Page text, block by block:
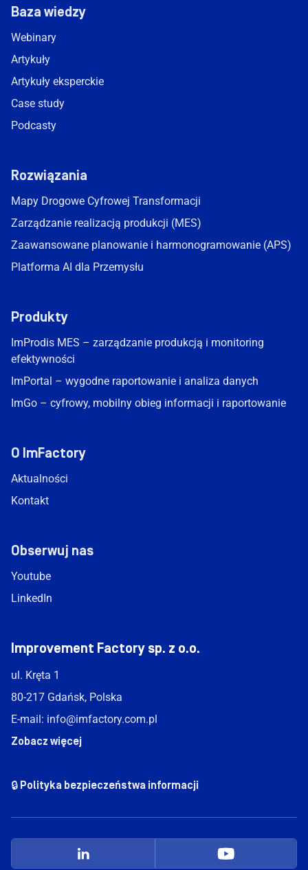
Baza wiedzy
Webinary
Artykuły
Artykuły eksperckie
Case study
Podcasty
Rozwiązania
Mapy Drogowe Cyfrowej Transformacji
Zarządzanie realizacją produkcji (MES)
Zaawansowane planowanie i harmonogramowanie (APS)
Platforma AI dla Przemysłu
Produkty
ImProdis MES – zarządzanie produkcją i monitoring
efektywności
ImPortal – wygodne raportowanie i analiza danych
ImGo – cyfrowy, mobilny obieg informacji i raportowanie
O ImFactory
Aktualności
Kontakt
Obserwuj nas
Youtube
LinkedIn
Improvement Factory sp. z o.o.
ul. Kręta 1
80-217 Gdańsk, Polska
E-mail: info@imfactory.com.pl
Zobacz więcej
🔒 Polityka bezpieczeństwa informacji